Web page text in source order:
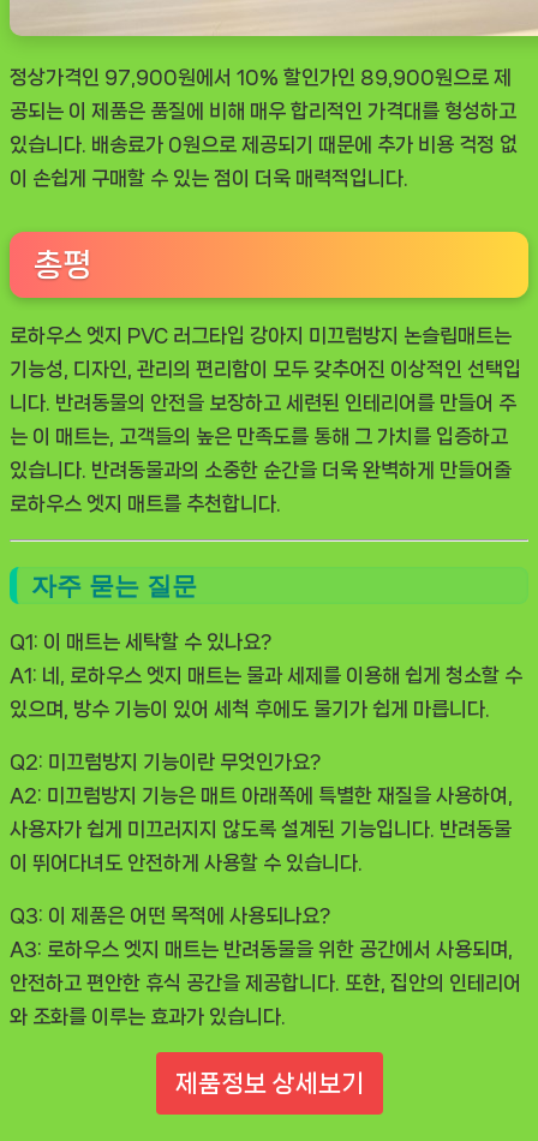
정상가격인 97,900원에서 10% 할인가인 89,900원으로 제
공되는 이 제품은 품질에 비해 매우 합리적인 가격대를 형성하고
있습니다. 배송료가 0원으로 제공되기 때문에 추가 비용 걱정 없
이 손쉽게 구매할 수 있는 점이 더욱 매력적입니다.
총평
로하우스 엣지 PVC 러그타입 강아지 미끄럼방지 논슬립매트는
기능성, 디자인, 관리의 편리함이 모두 갖추어진 이상적인 선택입
니다. 반려동물의 안전을 보장하고 세련된 인테리어를 만들어 주
는 이 매트는, 고객들의 높은 만족도를 통해 그 가치를 입증하고
있습니다. 반려동물과의 소중한 순간을 더욱 완벽하게 만들어줄
로하우스 엣지 매트를 추천합니다.
자주 묻는 질문
Q1: 이 매트는 세탁할 수 있나요?
A1: 네, 로하우스 엣지 매트는 물과 세제를 이용해 쉽게 청소할 수
있으며, 방수 기능이 있어 세척 후에도 물기가 쉽게 마릅니다.
Q2: 미끄럼방지 기능이란 무엇인가요?
A2: 미끄럼방지 기능은 매트 아래쪽에 특별한 재질을 사용하여,
사용자가 쉽게 미끄러지지 않도록 설계된 기능입니다. 반려동물
이 뛰어다녀도 안전하게 사용할 수 있습니다.
Q3: 이 제품은 어떤 목적에 사용되나요?
A3: 로하우스 엣지 매트는 반려동물을 위한 공간에서 사용되며,
안전하고 편안한 휴식 공간을 제공합니다. 또한, 집안의 인테리어
와 조화를 이루는 효과가 있습니다.
제품정보 상세보기